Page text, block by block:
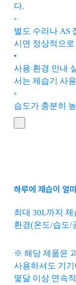
다.
◦
별도 수리나 AS
시면 정상적으
•
사용 환경 안내
서는 제습기 사
◦
습도가 충분히
하루에 제습이 얼
최대 30L까지
환경(온도/습도/
※ 해당 제품은
사용하셔도 기
몇달 이상 연속